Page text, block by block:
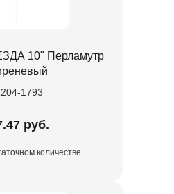
10" Перламутр
1793
руб.
количестве